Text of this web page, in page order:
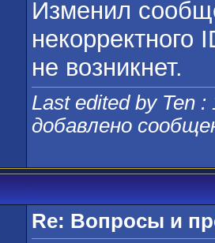
Изменил
некорректного
не возникнет.
Last edited by Ten
добавлено
Re: Вопросы и